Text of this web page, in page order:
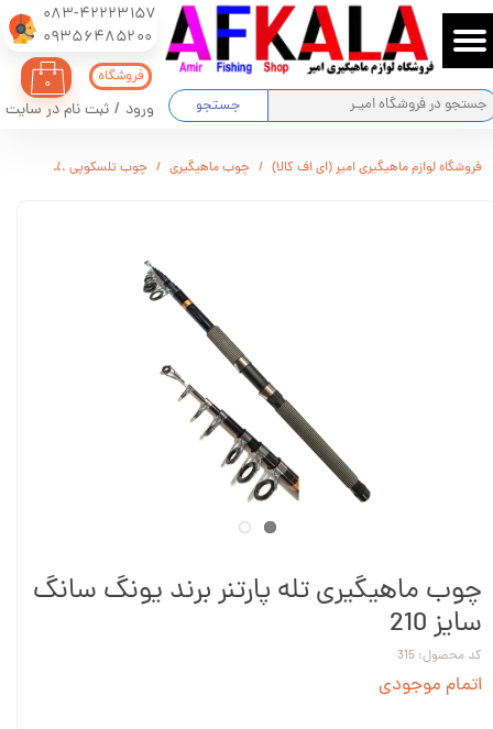
083-42223157
​​​​​​​09356485200
جستجو
۰
ورود / ثبت نام در سایت
حساب کاربری من
تغییر گذر واژه
فروشگاه
فروشگاه لوازم ماهیگیری امیر (ای اف کالا) چوب ماهیگیری چوب تلسکوپی
چوب ماهیگیری تله پارتنر برند یونگ سانگ
سایز 210
کد محصول: 315
اتمام موجودی